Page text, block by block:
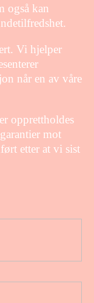
også kan
Vi hjelper
når en av våre
opprettholdes
mot
etter at vi sist